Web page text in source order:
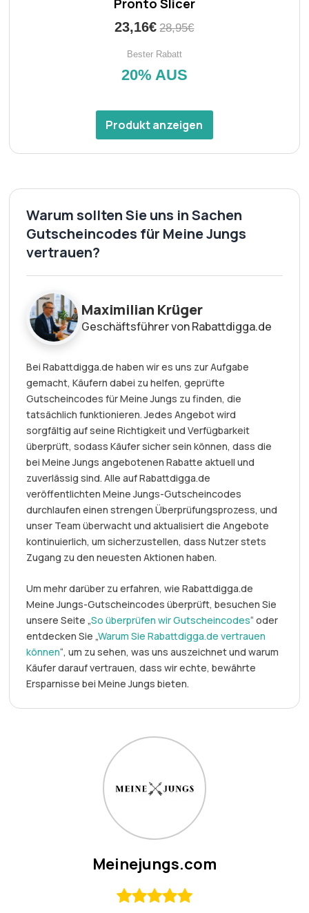
23,16€ 28,95€
Bester Rabatt
20% AUS
Produkt anzeigen
Warum sollten Sie uns in Sachen
Gutscheincodes für Meine Jungs
vertrauen?
Maximilian Krüger
Geschäftsführer von Rabattdigga.de
Bei Rabattdigga.de haben wir es uns zur Aufgabe
gemacht, Käufern dabei zu helfen, geprüfte
Gutscheincodes für Meine Jungs zu finden, die
tatsächlich funktionieren. Jedes Angebot wird
sorgfältig auf seine Richtigkeit und Verfügbarkeit
überprüft, sodass Käufer sicher sein können, dass die
bei Meine Jungs angebotenen Rabatte aktuell und
zuverlässig sind. Alle auf Rabattdigga.de
veröffentlichten Meine Jungs-Gutscheincodes
durchlaufen einen strengen Überprüfungsprozess, und
unser Team überwacht und aktualisiert die Angebote
kontinuierlich, um sicherzustellen, dass Nutzer stets
Zugang zu den neuesten Aktionen haben.
Um mehr darüber zu erfahren, wie Rabattdigga.de
Meine Jungs-Gutscheincodes überprüft, besuchen Sie
unsere Seite „So überprüfen wir Gutscheincodes“ oder
entdecken Sie „Warum Sie Rabattdigga.de vertrauen
können“, um zu sehen, was uns auszeichnet und warum
Käufer darauf vertrauen, dass wir echte, bewährte
Ersparnisse bei Meine Jungs bieten.
Meinejungs.com